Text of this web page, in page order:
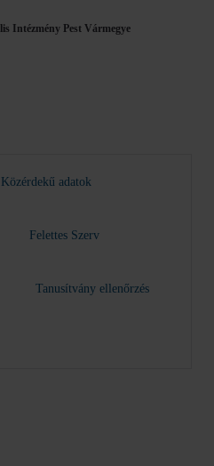
Intézmény Pest Vármegye
Közérdekű adatok
Felettes Szerv
Tanusítvány ellenőrzés